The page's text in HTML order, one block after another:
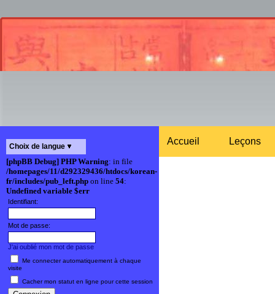
Choix de langue
[phpBB Debug] PHP Warning: in file
/homepages/11/d292329436/htdocs/korean-
fr/includes/pub_left.php on line 54:
Undefined variable $err
Identifiant:
Mot de passe:
J'ai oublié mon mot de passe
Me connecter automatiquement à chaque
visite
Cacher mon statut en ligne pour cette session
Accueil Leçons